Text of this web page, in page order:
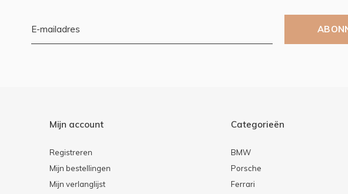
Mijn account
Registreren
Mijn bestellingen
Mijn verlanglijst
Categorieën
BMW
Porsche
Ferrari